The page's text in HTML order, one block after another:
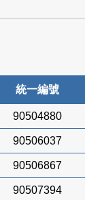
統一編號
90504880
90506037
90506867
90507394